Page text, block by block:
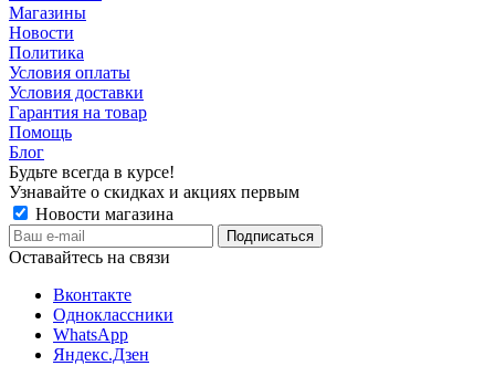
Магазины
Новости
Политика
Условия оплаты
Условия доставки
Гарантия на товар
Помощь
Блог
Будьте всегда в курсе!
Узнавайте о скидках и акциях первым
Новости магазина
Оставайтесь на связи
Вконтакте
Одноклассники
WhatsApp
Яндекс.Дзен